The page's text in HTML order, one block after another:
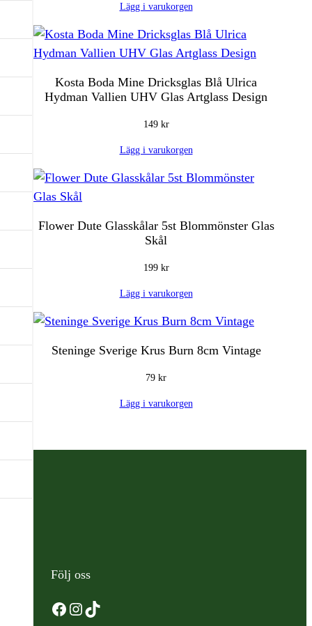
Lägg i varukorgen
Kosta Boda Mine Dricksglas Blå Ulrica
Hydman Vallien UHV Glas Artglass Design
149 kr
Lägg i varukorgen
Flower Dute Glasskålar 5st Blommönster Glas
Skål
199 kr
Lägg i varukorgen
Steninge Sverige Krus Burn 8cm Vintage
79 kr
Lägg i varukorgen
Följ oss
Facebook
Instagram
TikTok